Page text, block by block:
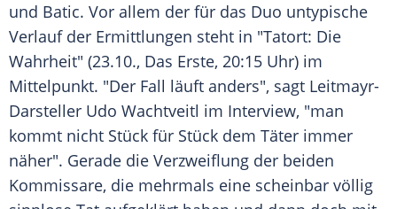
und Batic. Vor allem der für das Duo untypische
Verlauf der Ermittlungen steht in "Tatort: Die
Wahrheit" (23.10., Das Erste, 20:15 Uhr) im
Mittelpunkt. "Der Fall läuft anders", sagt Leitmayr-
Darsteller Udo Wachtveitl im Interview, "man
kommt nicht Stück für Stück dem Täter immer
näher". Gerade die Verzweiflung der beiden
Kommissare, die mehrmals eine scheinbar völlig